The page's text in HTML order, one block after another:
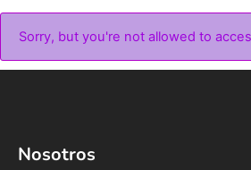
Sorry, but you're not allowed to
Nosotros